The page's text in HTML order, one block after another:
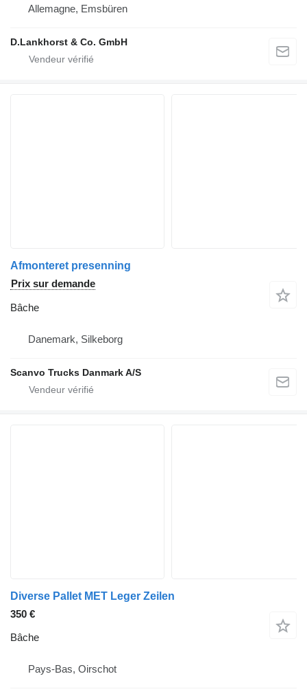
Allemagne, Emsbüren
D.Lankhorst & Co. GmbH
Afmonteret presenning
Prix sur demande
Bâche
Danemark, Silkeborg
Scanvo Trucks Danmark A/S
Diverse Pallet MET Leger Zeilen
350 €
Bâche
Pays-Bas, Oirschot